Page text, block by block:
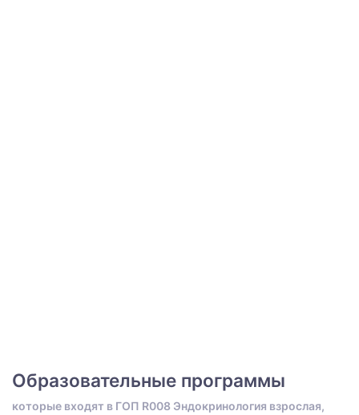
Образовательные программы
которые входят в ГОП R008 Эндокринология взрослая,